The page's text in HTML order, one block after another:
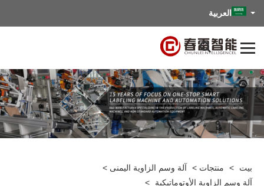
العربية
بيت > منتجات > آلة وسم الزاوية اليمنى >
آلة وسم الزاوية الأوتوماتيكية
>